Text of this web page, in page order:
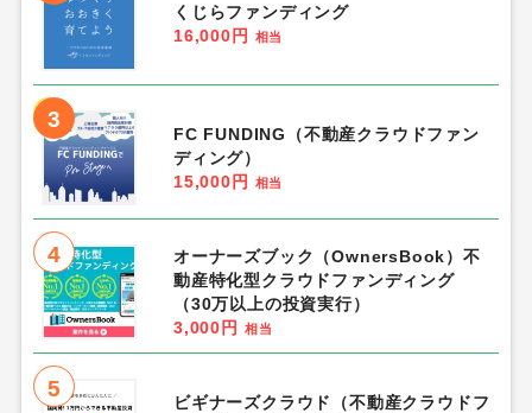
くじらファンディング
16,000円
相当
3
FC FUNDING（不動産クラウドファン
ディング）
15,000円
相当
4
オーナーズブック（OwnersBook）不
動産特化型クラウドファンディング
（30万以上の投資実行）
3,000円
相当
5
ビギナーズクラウド（不動産クラウドフ